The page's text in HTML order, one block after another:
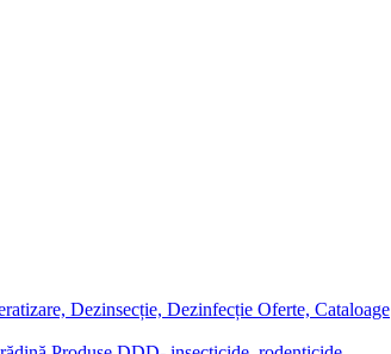
Dezinsecție, Dezinfecție Oferte, Cataloage